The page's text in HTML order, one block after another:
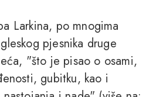
Larkina, po mnogima
pjesnika druge
"što je pisao o osami,
gubitku, kao i